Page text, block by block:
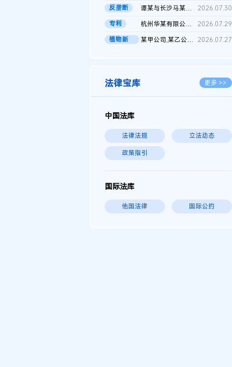
反垄断
谭某与长沙马某堆农产品股份有限公司滥用市场支配地位纠纷二审裁...
2026.07.30
专利
杭州华某有限公司与菲某有限公司侵害发明专利权纠纷
2026.07.29
植物新
某甲公司,某乙公司,某门市部,某丙公司植物新品种临时保护期使用费... 2026.07.27
法律宝库 更多 >>
中国法库
法律法规 立法动态
政策指引
国际法库
他国法律 国际公约